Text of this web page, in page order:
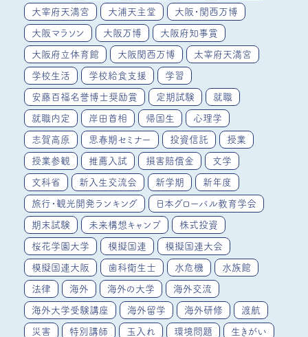
大宰府天満宮 大浦天主堂 大阪・関西万博
大阪マラソン 大阪万博 大阪府知事賞
大阪府立体育館 大阪関西万博 太宰府天満宮
学校生活 学校給食支援 学習
安藤百福名誉博士奨励賞 定期試験 就職
就職内定 岸田首相 帰国生 心理学
志賀高原 思春期セミナー 投資信託 授業
授業参観 推薦入試 損害賠償金 文学
文科省 新入生交流会 新学期 新年度
旅行・観光開発ランキング 日本グローバル教育学会
期末試験 未来構想キャンプ 株式投資
桜花学園大学 模擬国連 模擬国連大会
模擬国連大阪 歯科衛生士 水危機 水族館
法律 海外 海外の大学 海外交流
海外大学受験講座 海外留学 海外研修 渡航
災害 特別講師 玉入れ 環境問題 生きがい